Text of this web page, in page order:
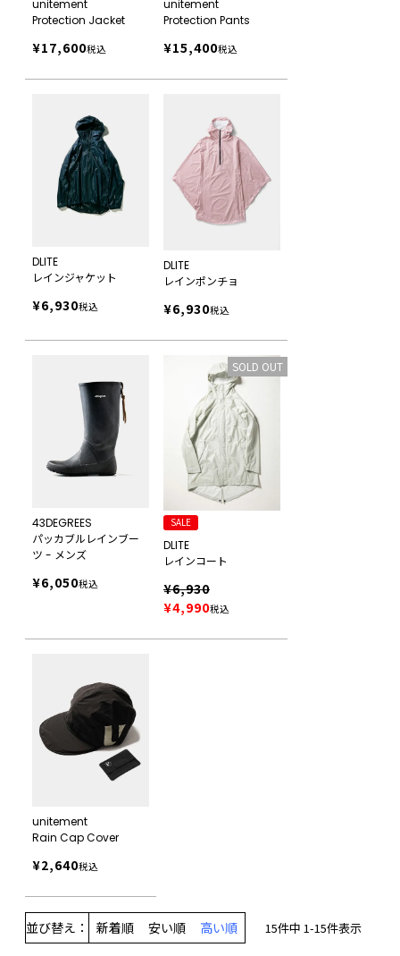
unitement
Protection Jacket
¥17,600税込
unitement
Protection Pants
¥15,400税込
DLITE
レインジャケット
¥6,930税込
DLITE
レインポンチョ
¥6,930税込
43DEGREES
パッカブルレインブー
ツ - メンズ
¥6,050税込
SALE
DLITE
レインコート
¥6,930
¥4,990税込
SOLD OUT
unitement
Rain Cap Cover
¥2,640税込
並び替え 新着順 安い順 高い順 15件中 1-15件表示